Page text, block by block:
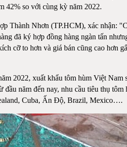
42% so với cùng kỳ năm 2022.
Nhơn (TP.HCM), xác nhận:
đã ký hợp đồng hàng ngàn tấn
cỡ to hơn và giá bán cũng cao hơn
2022, xuất khẩu tôm hùm Việt
năm đến nay, nhu cầu tiêu thụ
Cuba, Ấn Độ, Brazil, Mexico….